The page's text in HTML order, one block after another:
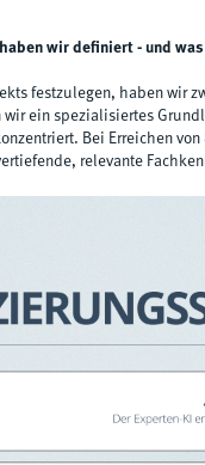
wir definiert - und
festzulegen, haben wir
ein spezialisiertes
Bei Erreichen
relevante